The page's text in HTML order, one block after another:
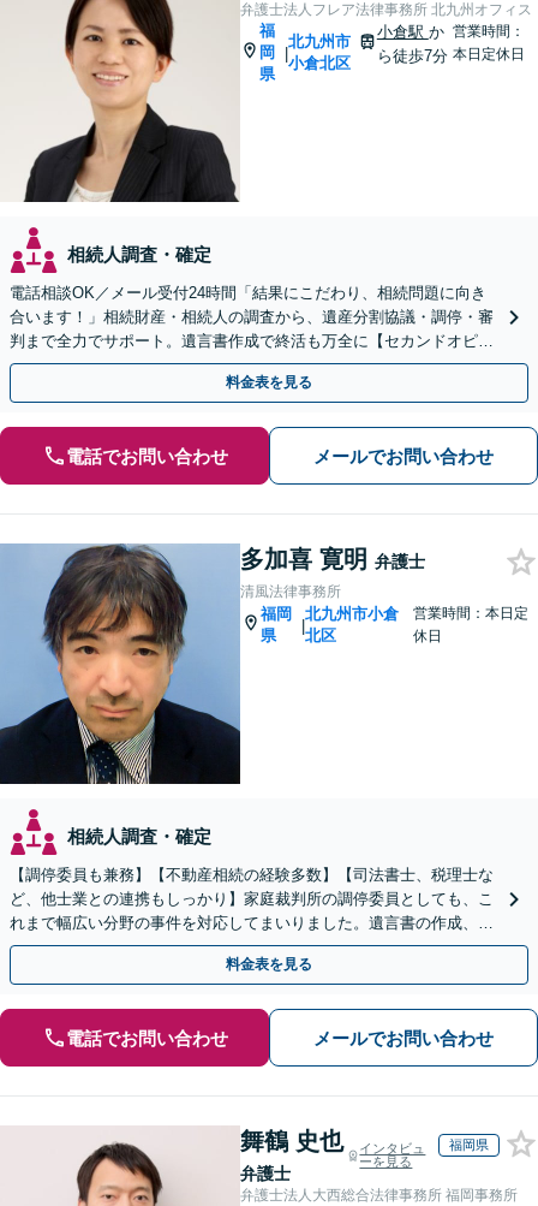
弁護士法人フレア法律事務所 北九州オフィス
福
岡
県
|
北九州市
小倉北区
小倉駅 か
ら徒歩7分
営業時間：
本日定休日
相続人調査・確定
電話相談OK／メール受付24時間「結果にこだわり、相続問題に向き
合います！」相続財産・相続人の調査から、遺産分割協議・調停・審
判まで全力でサポート。遺言書作成で終活も万全に【セカンドオピニ
オン可】【西小倉駅7分】【小倉北警察署前バス停3分】
料金表を見る
電話でお問い合わせ メールでお問い合わせ
多加喜 寛明 弁護士
清風法律事務所
福岡
県
|
北九州市小倉
北区
営業時間：本日定
休日
相続人調査・確定
【調停委員も兼務】【不動産相続の経験多数】【司法書士、税理士な
ど、他士業との連携もしっかり】家庭裁判所の調停委員としても、こ
れまで幅広い分野の事件を対応してまいりました。遺言書の作成、相
続放棄にも対応します【初回のご相談、0円】
料金表を見る
電話でお問い合わせ メールでお問い合わせ
舞鶴 史也
弁護士
インタビュ
ーを見る
福岡県
弁護士法人大西総合法律事務所 福岡事務所